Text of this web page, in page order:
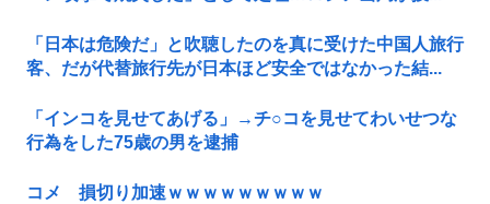
「日本は危険だ」と吹聴したのを真に受けた中国人旅行
客、だが代替旅行先が日本ほど安全ではなかった結...
「インコを見せてあげる」→チ○コを見せてわいせつな
行為をした75歳の男を逮捕
コメ 損切り加速ｗｗｗｗｗｗｗｗｗ